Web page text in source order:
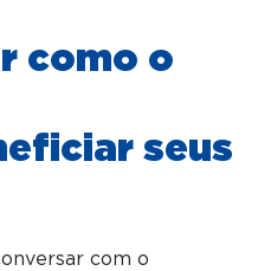
como o
seus
com o